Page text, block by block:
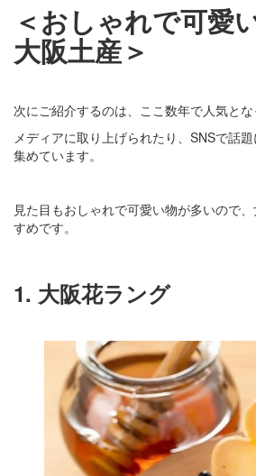
＜おしゃれで可愛
大阪土産＞
次にご紹介するのは、ここ数年で人気とな
メディアに取り上げられたり、SNSで話
集めています。
見た目もおしゃれで可愛い物が多いので
すめです。
1. 大阪花ラング